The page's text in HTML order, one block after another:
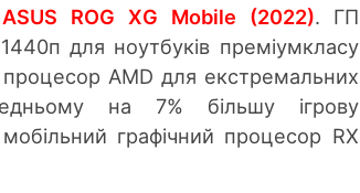
ASUS ROG XG Mobile (2022). ГП
для ноутбуків преміумкласу
AMD для екстремальних
на 7% більшу ігрову
графічний процесор RX